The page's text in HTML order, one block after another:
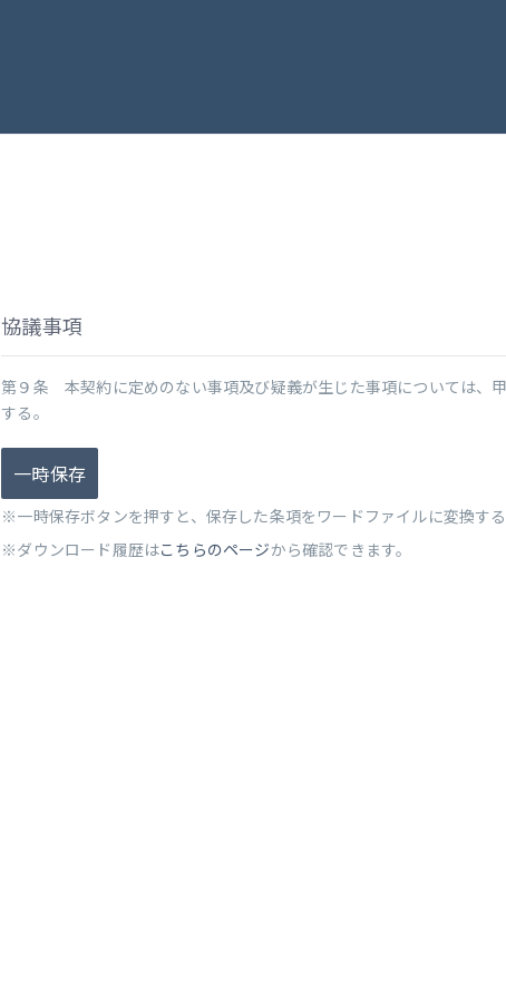
協議事項
第９条 本契約に定めのない事項及び疑義が生じた事項については、
する。
一時保存
※一時保存ボタンを押すと、保存した条項をワードファイルに変換する
※ダウンロード履歴はこちらのページから確認できます。